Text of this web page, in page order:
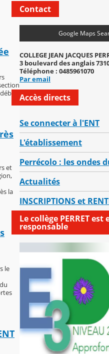
et
la
le
Contact
Google Maps
COLLEGE JEAN JACQUES
3 boulevard des anglais
Téléphone : 0485961070
Par email
Accès directs
Se connecter à l'ENT
L'établissement
Perrécolo : les ondes
Actualités
INSCRIPTIONS et
Le collège PERRET
responsable